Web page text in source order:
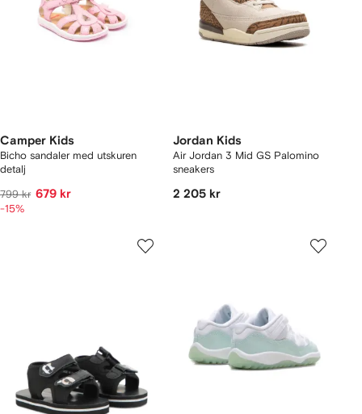
Camper Kids
Bicho sandaler med utskuren
detalj
799 kr 679 kr
-15%
Jordan Kids
Air Jordan 3 Mid GS Palomino
sneakers
2 205 kr